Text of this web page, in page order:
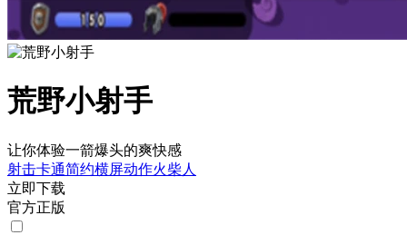
荒野小射手
让你体验一箭爆头的爽快感
射击卡通简约横屏动作火柴人
立即下载
官方正版